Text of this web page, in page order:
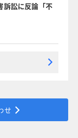
訴訟に反論「不
せ